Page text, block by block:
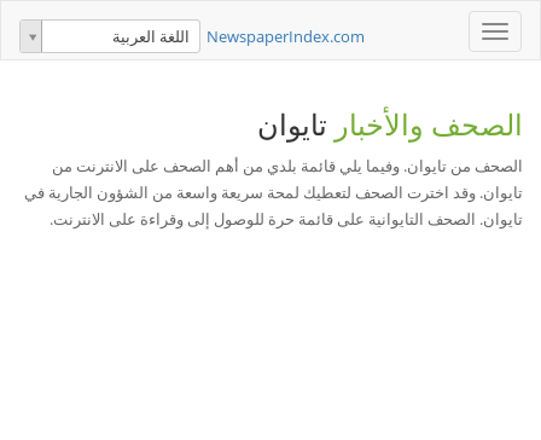
Toggle
navigation
NewspaperIndex.com اللغة العربية
الصحف والأخبار تايوان
الصحف من تايوان. وفيما يلي قائمة بلدي من أهم الصحف على الانترنت من
تايوان. وقد اخترت الصحف لتعطيك لمحة سريعة واسعة من الشؤون الجارية في
تايوان. الصحف التايوانية على قائمة حرة للوصول إلى وقراءة على الانترنت.